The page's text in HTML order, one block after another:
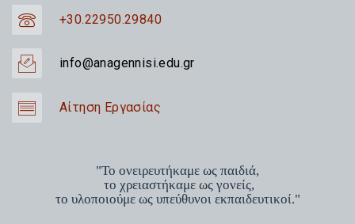
+30.22950.29840
info@anagennisi.edu.gr
Αίτηση Εργασίας
"Το ονειρευτήκαμε ως παιδιά,
το χρειαστήκαμε ως γονείς,
το υλοποιούμε ως υπεύθυνοι εκπαιδευτικοί."